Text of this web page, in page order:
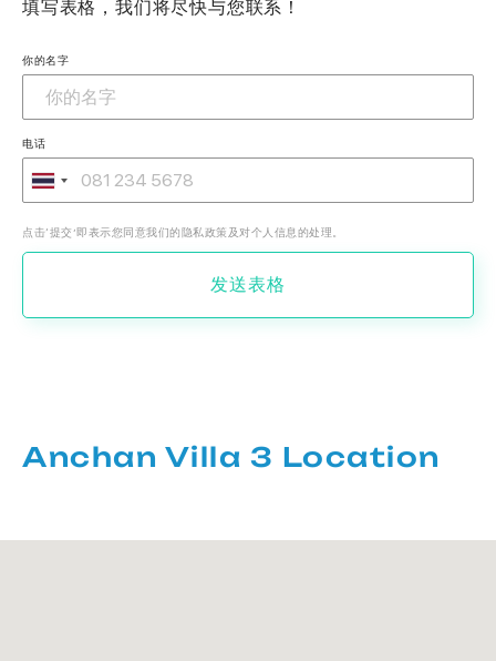
填写表格，我们将尽快与您联系！
你的名字
电话
点击‘提交’即表示您同意我们的隐私政策及对个人信息的处理。
发送表格
Anchan Villa 3 Location